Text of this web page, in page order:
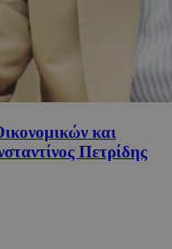
και
Πετρίδης